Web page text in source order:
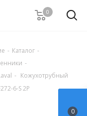
0
- Каталог -
-
- Кожухотрубный
6-S 2P
0